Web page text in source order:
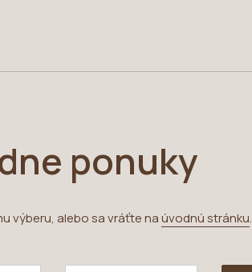
ponuky
výberu, alebo sa vráťte naúvodnú stránku.